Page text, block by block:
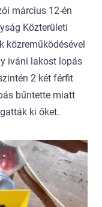
március 12-én
Közterületi
közreműködésével
iváni lakost lopás
2 két férfit
bűntette miatt
ki őket.